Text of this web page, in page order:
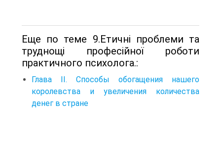
Еще по теме 9.Етичні проблеми та
труднощі професійної роботи
практичного психолога.:
Глава II. Способы обогащения нашего
королевства и увеличения количества
денег в стране